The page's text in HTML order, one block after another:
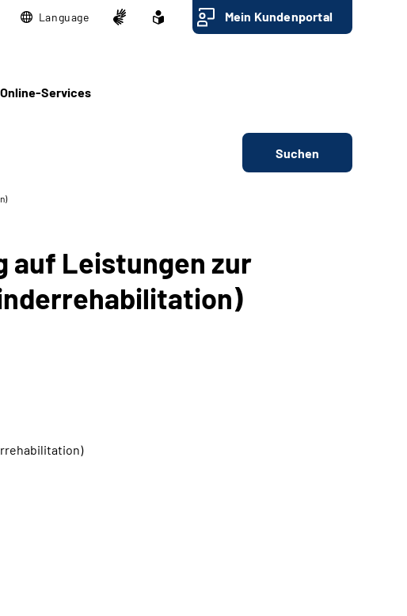
Language Mein Kundenportal
Online-Services
Suchen
auf Leistungen zur